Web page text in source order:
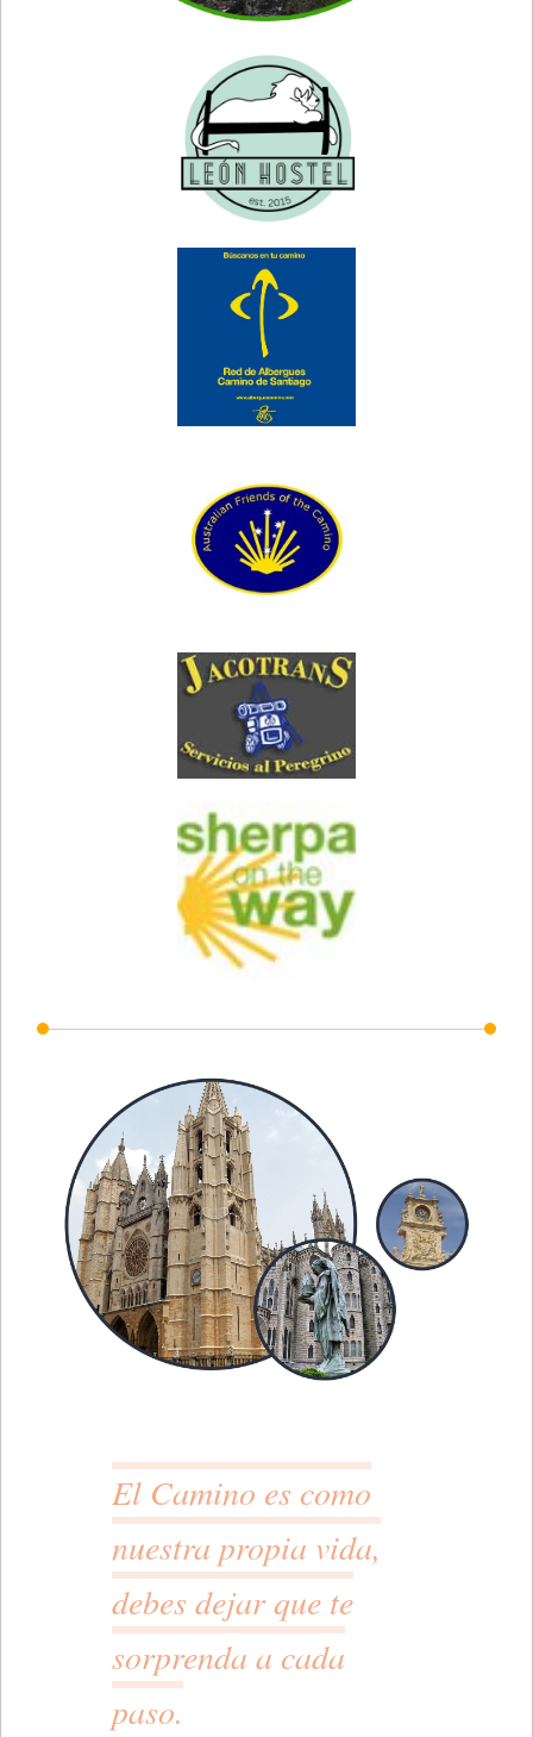
El Camino es como
nuestra propia vida,
debes dejar que te
sorprenda a cada
paso.